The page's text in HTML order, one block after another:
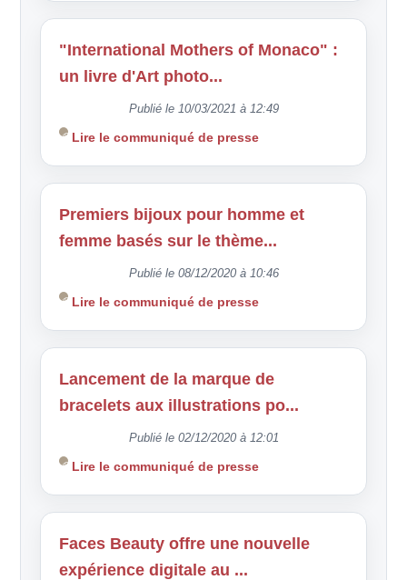
"International Mothers of Monaco" :
un livre d'Art photo...
Publié le 10/03/2021 à 12:49
Lire le communiqué de presse
Premiers bijoux pour homme et
femme basés sur le thème...
Publié le 08/12/2020 à 10:46
Lire le communiqué de presse
Lancement de la marque de
bracelets aux illustrations po...
Publié le 02/12/2020 à 12:01
Lire le communiqué de presse
Faces Beauty offre une nouvelle
expérience digitale au ...